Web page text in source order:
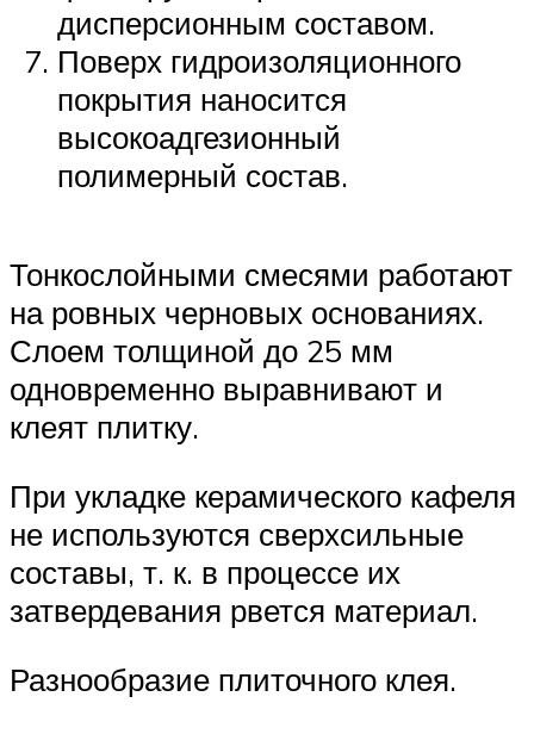
дисперсионным составом.
Поверх гидроизоляционного
покрытия наносится
высокоадгезионный
полимерный состав.
Тонкослойными смесями работают
на ровных черновых основаниях.
Слоем толщиной до 25 мм
одновременно выравнивают и
клеят плитку.
При укладке керамического кафеля
не используются сверхсильные
составы, т. к. в процессе их
затвердевания рвется материал.
Разнообразие плиточного клея.